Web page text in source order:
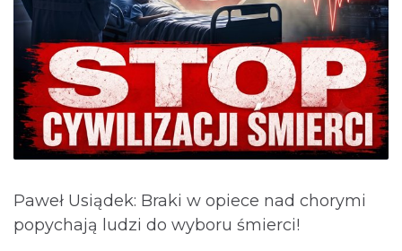
Paweł Usiądek: Braki w opiece nad chorymi
popychają ludzi do wyboru śmierci!